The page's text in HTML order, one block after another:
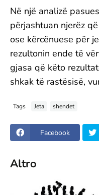
Në një analizë
përjashtuan njerëz
ose kërcënuese për
rezultonin ende të
gjasa që këto
shkak të rastësisë,
Tags Jeta shendet
Facebook
Altro